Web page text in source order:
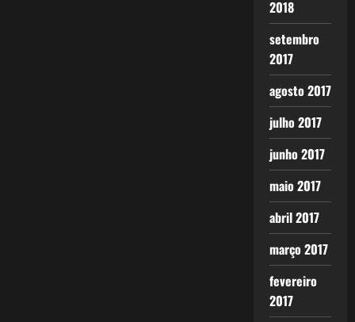
2018
setembro
2017
agosto 2017
julho 2017
junho 2017
maio 2017
abril 2017
março 2017
fevereiro
2017